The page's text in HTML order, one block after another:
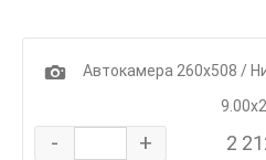
1
Автокамера 260х508 /
- + 2